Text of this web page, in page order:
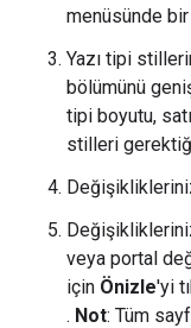
menüsünde
Yazı tipi
bölümünü
tipi boyutu,
stilleri
veya portal
için Önizle'yi
. Not: Tüm